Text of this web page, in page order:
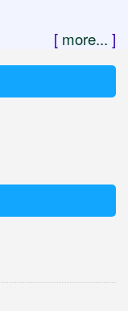
[ more... ]